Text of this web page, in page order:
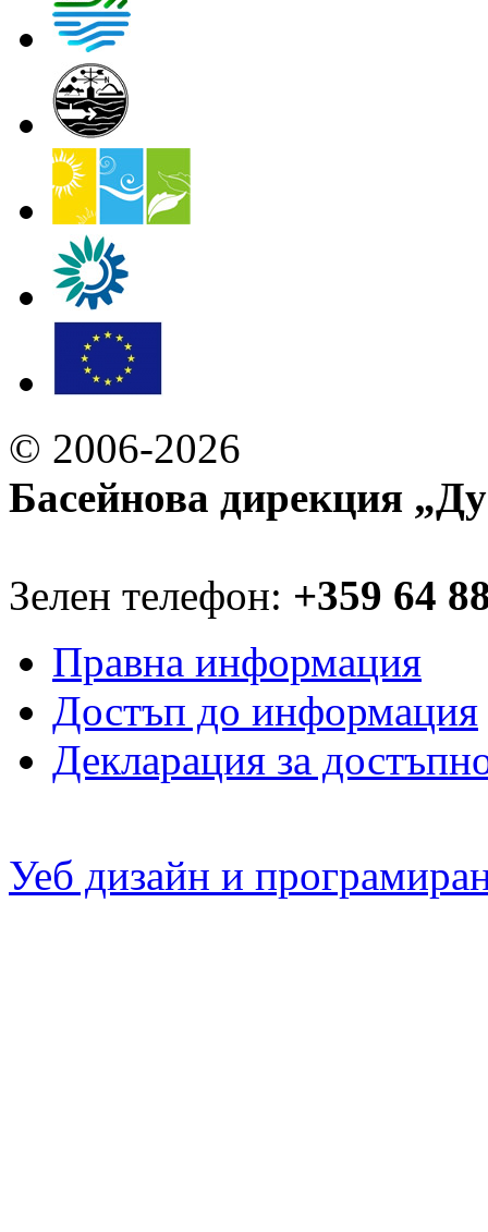
© 2006-2026
Басейнова дирекция
Зелен телефон: +359 64
Правна информация
Достъп до информация
Декларация за
Уеб дизайн и